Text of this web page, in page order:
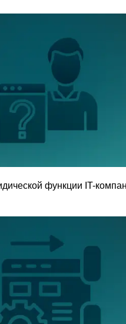
функции IT-